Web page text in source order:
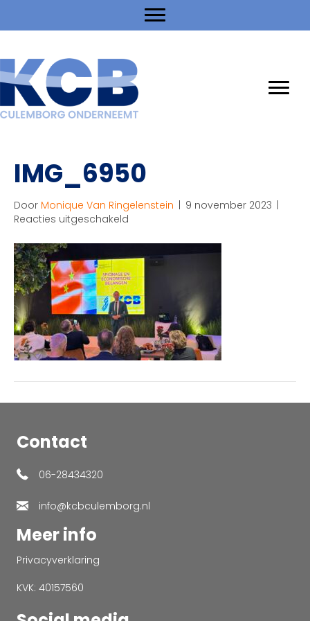
IMG_6950
Door Monique Van Ringelenstein | 9 november 2023 |
Reacties uitgeschakeld
Contact
06-28434320
info@kcbculemborg.nl
Meer info
Privacyverklaring
KVK: 40157560